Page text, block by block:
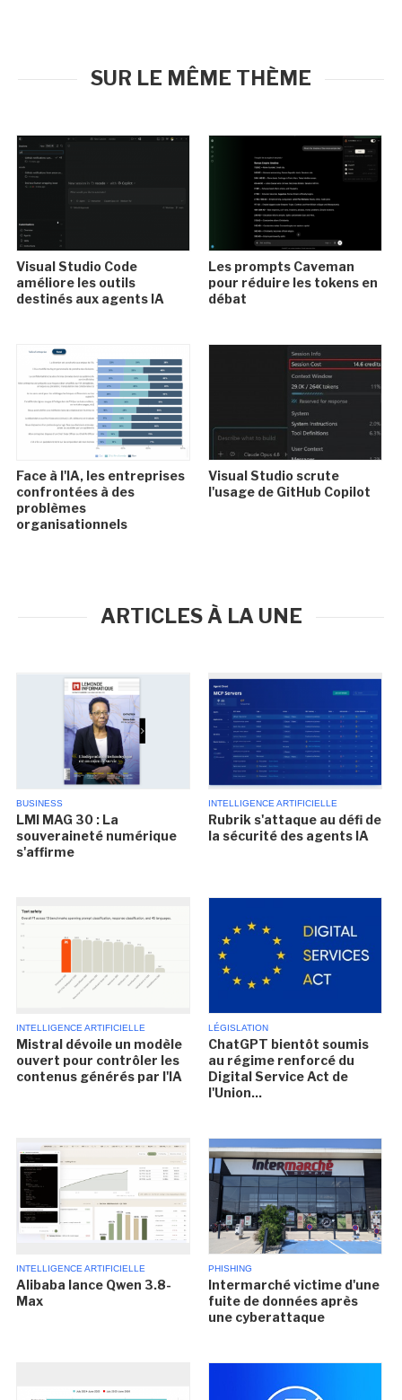
SUR LE MÊME THÈME
Visual Studio Code
améliore les outils
destinés aux agents IA
Les prompts Caveman
pour réduire les tokens en
débat
Face à l'IA, les entreprises
confrontées à des
problèmes
organisationnels
Visual Studio scrute
l'usage de GitHub Copilot
ARTICLES À LA UNE
BUSINESS
LMI MAG 30 : La
souveraineté numérique
s'affirme
INTELLIGENCE ARTIFICIELLE
Rubrik s'attaque au défi de
la sécurité des agents IA
INTELLIGENCE ARTIFICIELLE
Mistral dévoile un modèle
ouvert pour contrôler les
contenus générés par l'IA
LÉGISLATION
ChatGPT bientôt soumis
au régime renforcé du
Digital Service Act de
l'Union...
INTELLIGENCE ARTIFICIELLE
Alibaba lance Qwen 3.8-
Max
PHISHING
Intermarché victime d'une
fuite de données après
une cyberattaque